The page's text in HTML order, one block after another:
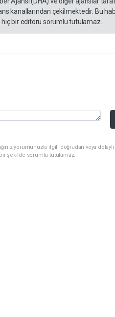
kanallarından çekilmektedir. Bu
bir editörü sorumlu tutulamaz...
yorumunuzla ilgili doğrudan veya
şekilde sorumlu tutulamaz.